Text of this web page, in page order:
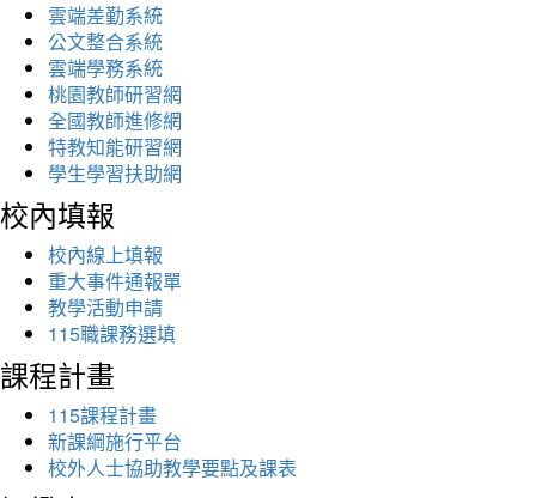
雲端差勤系統
公文整合系統
雲端學務系統
桃園教師研習網
全國教師進修網
特教知能研習網
學生學習扶助網
校內填報
校內線上填報
重大事件通報單
教學活動申請
115職課務選填
課程計畫
115課程計畫
新課綱施行平台
校外人士協助教學要點及課表